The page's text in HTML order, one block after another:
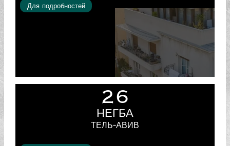
Для подробностей
26
НЕГБА
ТЕЛЬ-АВИВ